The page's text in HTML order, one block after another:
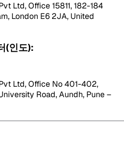
Ltd, Office 15811, 182-184
London E6 2JA, United
(인도):
Ltd, Office No 401-402,
Road, Aundh, Pune –